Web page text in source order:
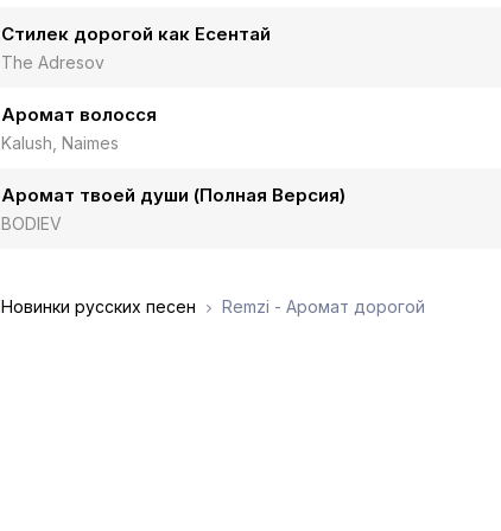
Стилек дорогой как Есентай
The Adresov
Аромат волосся
Kalush, Naimes
Аромат твоей души (Полная Версия)
BODIEV
Новинки русских песен Remzi - Аромат дорогой